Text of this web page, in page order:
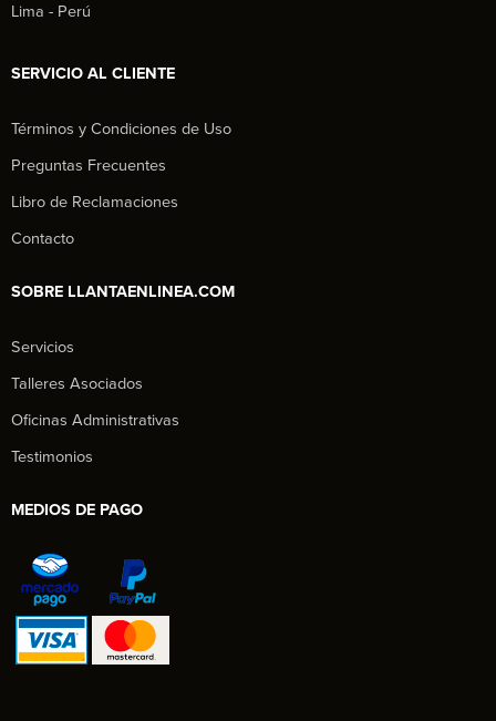
Lima - Perú
SERVICIO AL CLIENTE
Términos y Condiciones de Uso
Preguntas Frecuentes
Libro de Reclamaciones
Contacto
SOBRE LLANTAENLINEA.COM
Servicios
Talleres Asociados
Oficinas Administrativas
Testimonios
MEDIOS DE PAGO